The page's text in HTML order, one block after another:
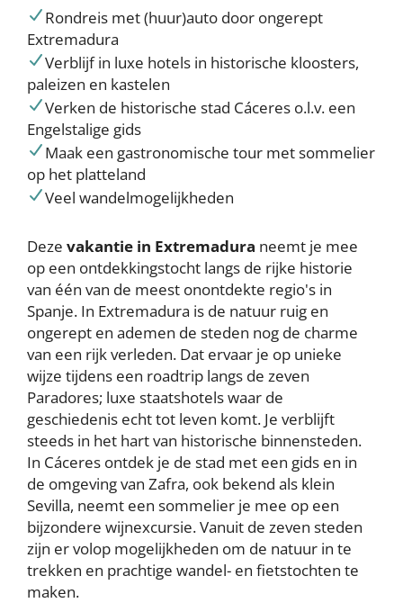
Rondreis met (huur)auto door ongerept
Extremadura
Verblijf in luxe hotels in historische kloosters,
paleizen en kastelen
Verken de historische stad Cáceres o.l.v. een
Engelstalige gids
Maak een gastronomische tour met sommelier
op het platteland
Veel wandelmogelijkheden
Deze vakantie in Extremadura neemt je mee
op een ontdekkingstocht langs de rijke historie
van één van de meest onontdekte regio's in
Spanje. In Extremadura is de natuur ruig en
ongerept en ademen de steden nog de charme
van een rijk verleden. Dat ervaar je op unieke
wijze tijdens een roadtrip langs de zeven
Paradores; luxe staatshotels waar de
geschiedenis echt tot leven komt. Je verblijft
steeds in het hart van historische binnensteden.
In Cáceres ontdek je de stad met een gids en in
de omgeving van Zafra, ook bekend als klein
Sevilla, neemt een sommelier je mee op een
bijzondere wijnexcursie. Vanuit de zeven steden
zijn er volop mogelijkheden om de natuur in te
trekken en prachtige wandel- en fietstochten te
maken.